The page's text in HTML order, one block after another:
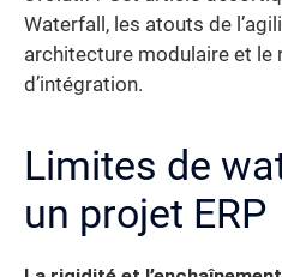
Waterfall, les atouts de
architecture modulaire et le
d’intégration.
Limites de
un projet ERP